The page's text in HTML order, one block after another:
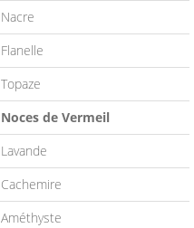
Nacre
Flanelle
Topaze
Noces de Vermeil
Lavande
Cachemire
Améthyste